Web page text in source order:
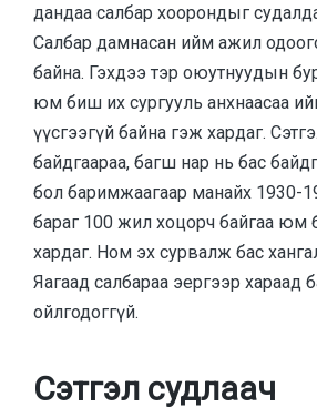
дандаа салбар хоорондыг
Салбар дамнасан ийм ажил
байна. Гэхдээ тэр оюутнуудын
юм биш их сургууль анхнаасаа
үүсгээгүй байна гэж хардаг.
байдгаараа, багш нар нь бас
бол баримжаагаар манайх 1930-
бараг 100 жил хоцорч байгаа юм
хардаг. Ном эх сурвалж бас
Яагаад салбараа эергээр хараад
ойлгодоггүй.
Сэтгэл судлаач